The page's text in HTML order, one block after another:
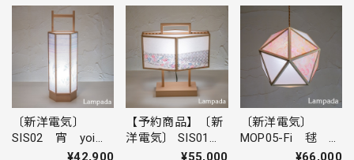
〔新洋電気〕
SIS02 宵 yoi
染灯り／スタンド
¥42,900
【予約商品】〔新
洋電気〕 SIS01
凪 nagi 染灯り
¥55,000
〔新洋電気〕
MOP05-Fi 毬
mari ホワイトフ
¥66,000